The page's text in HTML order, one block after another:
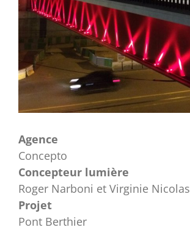
Agence
Concepto
Concepteur lumière
Roger Narboni et Virginie Nicolas
Projet
Pont Berthier